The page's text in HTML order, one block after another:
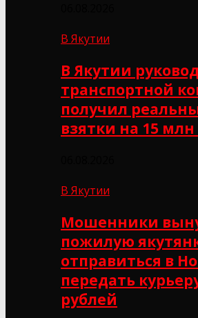
В Якутии
В Якутии
транспортной
получил
взятки на 15
В Якутии
Мошенники
пожилую
отправиться в
передать
рублей